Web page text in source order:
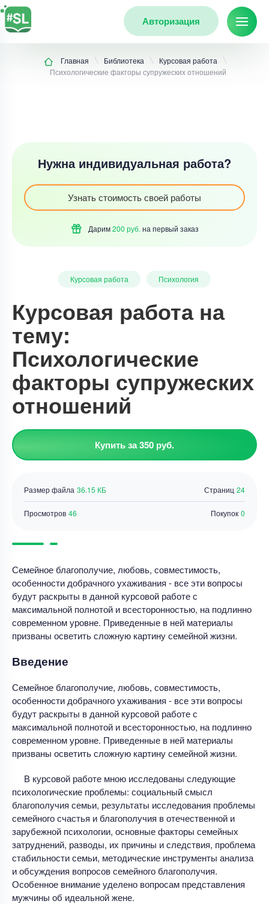
Авторизация
Главная Библиотека
Курсовая работа
Психологические факторы супружеских отношений
Нужна индивидуальная работа?
Узнать стоимость своей работы
Дарим200 руб. на первый заказ
Курсовая работа Психология
Курсовая работа на
тему:
Психологические
факторы супружеских
отношений
Купить за 350 руб.
Страниц 24
Размер файла 36.15 КБ
Просмотров 46 Покупок 0
Семейное благополучие, любовь, совместимость,
особенности добрачного ухаживания - все эти вопросы
будут раскрыты в данной курсовой работе с
максимальной полнотой и всесторонностью, на подлинно
современном уровне. Приведенные в ней материалы
призваны осветить сложную картину семейной жизни.
Введение
Семейное благополучие, любовь, совместимость,
особенности добрачного ухаживания - все эти вопросы
будут раскрыты в данной курсовой работе с
максимальной полнотой и всесторонностью, на подлинно
современном уровне. Приведенные в ней материалы
призваны осветить сложную картину семейной жизни.
В курсовой работе мною исследованы следующие
психологические проблемы: социальный смысл
благополучия семьи, результаты исследования проблемы
семейного счастья и благополучия в отечественной и
зарубежной психологии, основные факторы семейных
затруднений, разводы, их причины и следствия, проблема
стабильности семьи, методические инструменты анализа
и обсуждения вопросов семейного благополучия.
Особенное внимание уделено вопросам представления
мужчины об идеальной жене.